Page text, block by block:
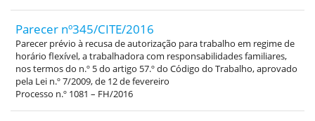
Parecer nº345/CITE/2016
Parecer prévio à recusa de autorização para trabalho em regime de
horário flexível, a trabalhadora com responsabilidades familiares,
nos termos do n.º 5 do artigo 57.º do Código do Trabalho, aprovado
pela Lei n.º 7/2009, de 12 de fevereiro
Processo n.º 1081 – FH/2016